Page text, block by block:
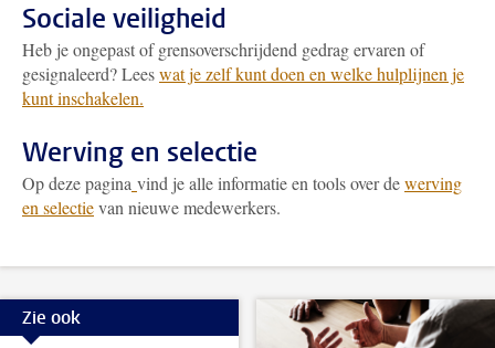
Sociale veiligheid
Heb je ongepast of grensoverschrijdend gedrag ervaren of
gesignaleerd? Leeswat je zelf kunt doen en welke hulplijnen je
kunt inschakelen.
Werving en selectie
Op deze pagina vind je alle informatie en tools over dewerving
en selectievan nieuwe medewerkers.
Zie ook